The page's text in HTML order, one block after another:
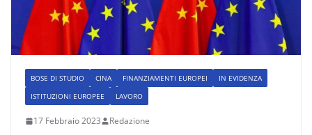
BOSE DI STUDIO CINA FINANZIAMENTI EUROPEI
IN EVIDENZA
ISTITUZIONI EUROPEE
LAVORO
17 Febbraio 2023 Redazione